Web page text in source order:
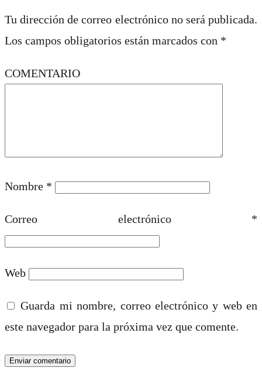
Tu dirección de correo electrónico no será publicada.
Los campos obligatorios están marcados con *
COMENTARIO
Nombre *
Correo electrónico *
Web
Guarda mi nombre, correo electrónico y web en
este navegador para la próxima vez que comente.